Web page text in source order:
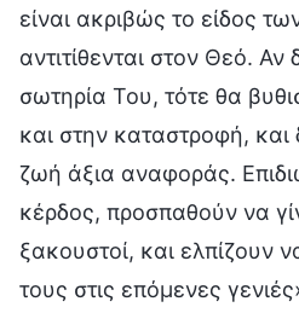
είναι ακριβώς το είδος
αντιτίθενται στον Θεό.
σωτηρία Του, τότε θα
και στην καταστροφή,
ζωή άξια αναφοράς.
κέρδος, προσπαθούν να
ξακουστοί, και ελπίζουν
τους στις επόμενες